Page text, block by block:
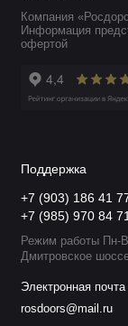
Компания
Информация
офертой
Поддержка
+7 (903) 186 41
+7 (985) 970 84 71
Режим работы Пн-
Дмитровское
Электронная почта
rosdoors@mail.ru